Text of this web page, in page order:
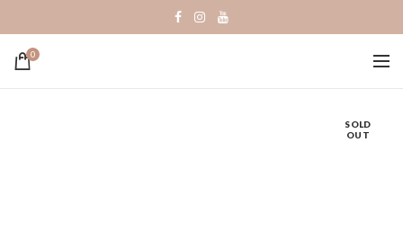
0
SOLD
OUT